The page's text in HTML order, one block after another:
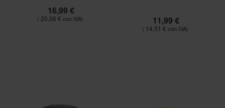
16,99 €
20,56 € 11,99 €
14,51 €